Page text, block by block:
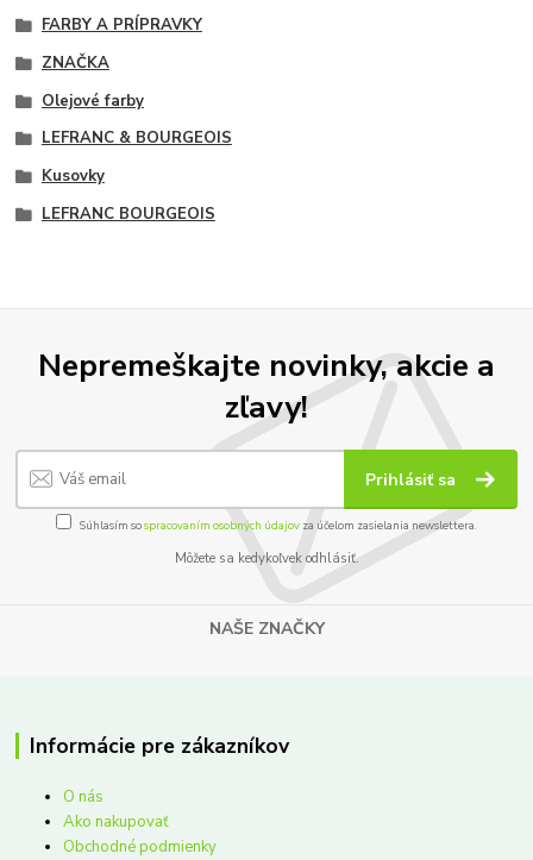
FARBY A PRÍPRAVKY
ZNAČKA
Olejové farby
LEFRANC & BOURGEOIS
Kusovky
LEFRANC BOURGEOIS
Nepremeškajte novinky, akcie a
zľavy!
Prihlásiť sa
Súhlasím sospracovaním osobných údajov za účelom zasielania newslettera.
Môžete sa kedykoľvek odhlásiť.
NAŠE ZNAČKY
Informácie pre zákazníkov
O nás
Ako nakupovať
Obchodné podmienky